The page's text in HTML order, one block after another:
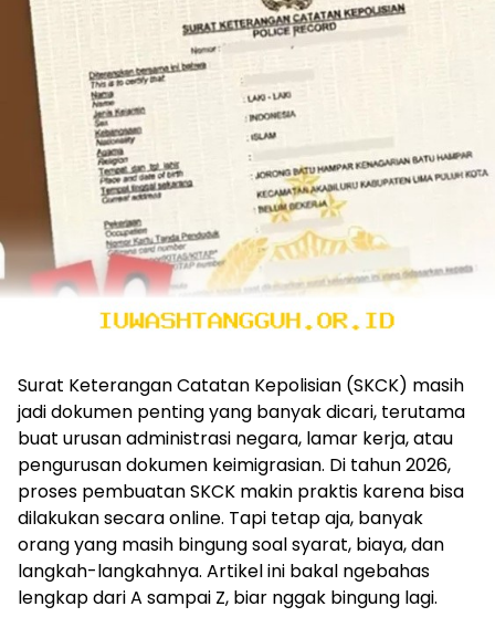
Surat Keterangan Catatan Kepolisian (SKCK) masih
jadi dokumen penting yang banyak dicari, terutama
buat urusan administrasi negara, lamar kerja, atau
pengurusan dokumen keimigrasian. Di tahun 2026,
proses pembuatan SKCK makin praktis karena bisa
dilakukan secara online. Tapi tetap aja, banyak
orang yang masih bingung soal syarat, biaya, dan
langkah-langkahnya. Artikel ini bakal ngebahas
lengkap dari A sampai Z, biar nggak bingung lagi.